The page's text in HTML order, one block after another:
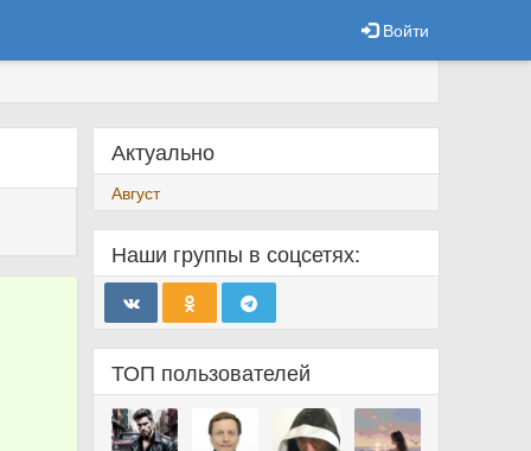
Войти
Актуально
Август
Наши группы в соцсетях:
ТОП пользователей